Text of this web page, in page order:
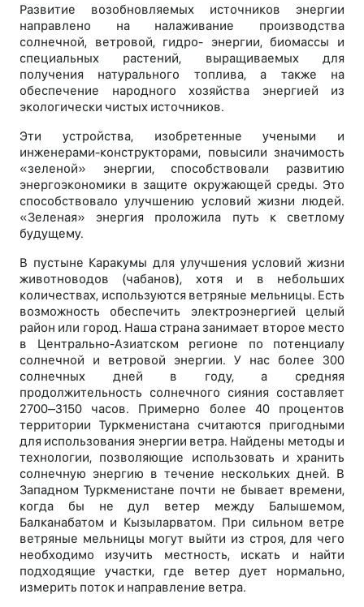
Развитие возобновляемых источников энергии
направлено на налаживание производства
солнечной, ветровой, гидро- энергии, биомассы и
специальных растений, выращиваемых для
получения натурального топлива, а также на
обеспечение народного хозяйства энергией из
экологически чистых источников.
Эти устройства, изобретенные учеными и
инженерами-конструкторами, повысили значимость
«зеленой» энергии, способствовали развитию
энергоэкономики в защите окружающей среды. Это
способствовало улучшению условий жизни людей.
«Зеленая» энергия проложила путь к светлому
будущему.
В пустыне Каракумы для улучшения условий жизни
животноводов (чабанов), хотя и в небольших
количествах, используются ветряные мельницы. Есть
возможность обеспечить электроэнергией целый
район или город. Наша страна занимает второе место
в Центрально-Азиатском регионе по потенциалу
солнечной и ветровой энергии. У нас более 300
солнечных дней в году, а средняя
продолжительность солнечного сияния составляет
2700–3150 часов. Примерно более 40 процентов
территории Туркменистана считаются пригодными
для использования энергии ветра. Найдены методы и
технологии, позволяющие использовать и хранить
солнечную энергию в течение нескольких дней. В
Западном Туркменистане почти не бывает времени,
когда бы не дул ветер между Балышемом,
Балканабатом и Кызыларватом. При сильном ветре
ветряные мельницы могут выйти из строя, для чего
необходимо изучить местность, искать и найти
подходящие участки, где ветер дует нормально,
измерить поток и направление ветра.